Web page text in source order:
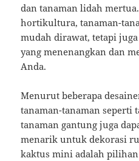
dan tanaman lidah
hortikultura, tanaman-
mudah dirawat, tetapi
yang menenangkan dan
Anda.
Menurut beberapa
tanaman-tanaman seperti
tanaman gantung juga
menarik untuk dekorasi
kaktus mini adalah